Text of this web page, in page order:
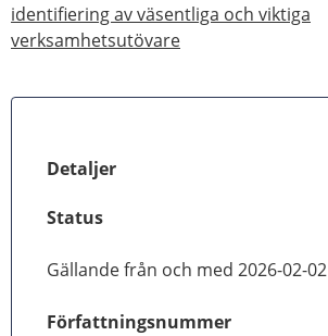
identifiering av väsentliga och viktiga
verksamhetsutövare
Detaljer
Status
Gällande från och med 2026-02-02
Författningsnummer